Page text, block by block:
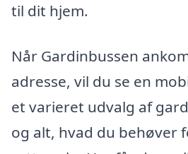
til dit hjem.
Når Gardinbussen
adresse, vil du se en
et varieret udvalg af
og alt, hvad du behøver